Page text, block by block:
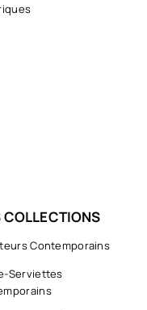
COLLECTIONS
Contemporains
Serviettes